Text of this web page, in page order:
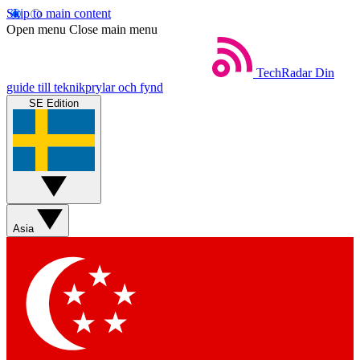
Skip to main content
Open menu Close main menu
TechRadar Din
guide till teknikprylar och fynd
SE Edition
Asia